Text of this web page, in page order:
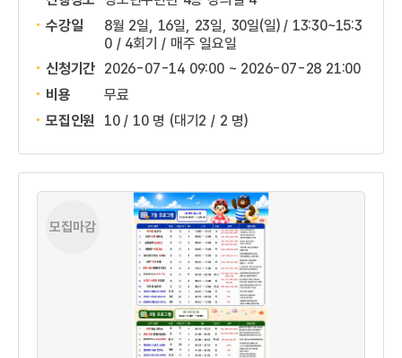
수강일
8월 2일, 16일, 23일, 30일(일) / 13:30~15:3
0 / 4회기 / 매주 일요일
신청기간 2026-07-14 09:00 ~ 2026-07-28 21:00
비용
무료
모집인원
10 / 10 명 (대기2 / 2 명)
모집마감